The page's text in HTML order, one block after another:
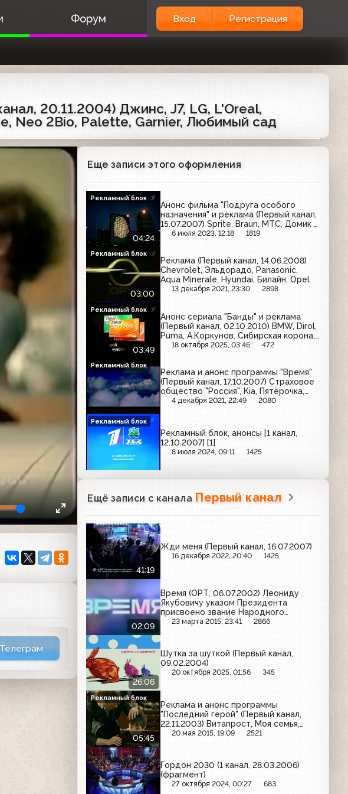
Форум Вход Регистрация
20.11.2004) Джинс, J7, LG, L'Oreal,
Neo 2Bio, Palette, Garnier, Любимый сад
Еще записи этого оформления
04:24
Анонс фильма "Подруга особого
назначения" и реклама (Первый канал,
15.07.2007) Sprite, Braun, МТС, Домик в
деревне, Duru, Renault, Турбослим,
6 июля 2023, 12:18 1819
Рекламный блок
03:00
Реклама (Первый канал, 14.06.2008)
Chevrolet, Эльдорадо, Panasonic,
Aqua Minerale, Hyundai, Билайн, Opel
13 декабря 2021, 23:30 2898
Рекламный блок
03:49
Анонс сериала "Банды" и реклама
(Первый канал, 02.10.2010) BMW, Dirol,
Puma, А.Коркунов, Сибирская корона,
Opel, Orbit
18 октября 2025, 03:46 472
Рекламный блок
Реклама и анонс программы "Время"
(Первый канал, 17.10.2007) Страховое
общество "Россия", Kia, Пятёрочка,
BEERka, Epson, Clear, Cordiant, ТНК,
4 декабря 2021, 22:49 2080
Рекламный блок
Рекламный блок, анонсы [1 канал,
12.10.2007] [1]
8 июля 2024, 09:11 1425
Рекламный блок
Ещё записи с канала Первый канал
41:19
Жди меня (Первый канал, 16.07.2007)
16 декабря 2022, 20:40 1425
02:09
Время (ОРТ, 06.07.2002) Леониду
Якубовичу указом Президента
присвоено звание Народного
Артиста РФ
23 марта 2015, 23:41 2866
26:06
Шутка за шуткой (Первый канал,
09.02.2004)
20 октября 2025, 01:56 345
05:45
Реклама и анонс программы
"Последний герой" (Первый канал,
22.11.2003) Витапрост, Моя семья,
Афлубин, Polar, Konica, Галстена,
20 мая 2015, 19:09 2521
Рекламный блок
Гордон 2030 (1 канал, 28.03.2006)
(фрагмент)
27 октября 2024, 00:27 683